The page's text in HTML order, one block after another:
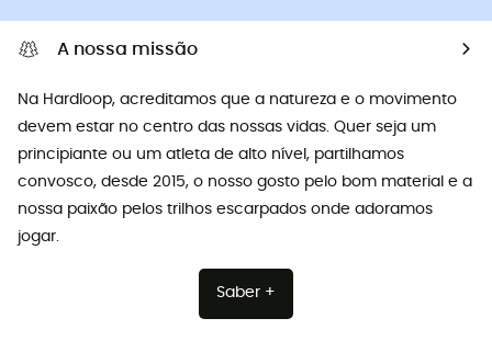
A nossa missão
Na Hardloop, acreditamos que a natureza e o movimento
devem estar no centro das nossas vidas. Quer seja um
principiante ou um atleta de alto nível, partilhamos
convosco, desde 2015, o nosso gosto pelo bom material e a
nossa paixão pelos trilhos escarpados onde adoramos
jogar.
Saber +